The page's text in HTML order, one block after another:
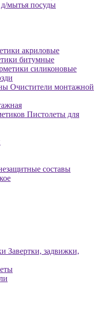
мытья посуды
акриловые
битумные
силиконовые
Очистители монтажной
Пистолеты для
составы
Завертки, задвижки,